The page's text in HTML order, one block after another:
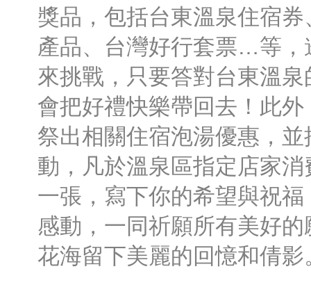
獎品，包括台東溫泉住宿
產品、台灣好行套票…等，
來挑戰，只要答對台東溫
會把好禮快樂帶回去！此
祭出相關住宿泡湯優惠，
動，凡於溫泉區指定店家
一張，寫下你的希望與祝
感動，一同祈願所有美好
花海留下美麗的回憶和倩影